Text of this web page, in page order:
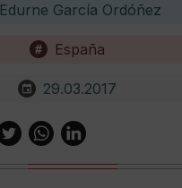
Edurne García Ordóñez
España
29.03.2017